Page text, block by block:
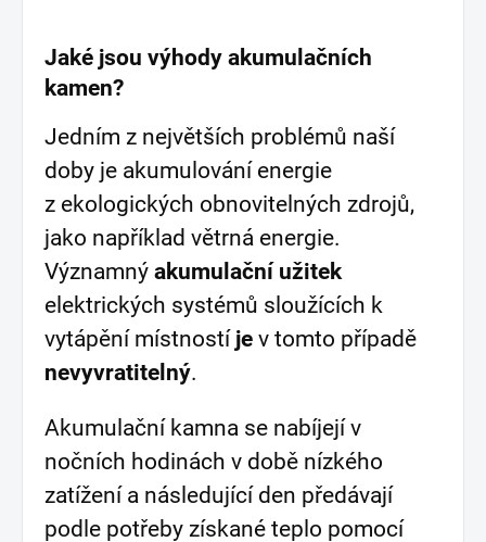
Jaké jsou výhody akumulačních
kamen?
Jedním z největších problémů naší
doby je akumulování energie
z ekologických obnovitelných zdrojů,
jako například větrná energie.
Významný akumulační užitek
elektrických systémů sloužících k
vytápění místností je v tomto případě
nevyvratitelný.
Akumulační kamna se nabíjejí v
nočních hodinách v době nízkého
zatížení a následující den předávají
podle potřeby získané teplo pomocí